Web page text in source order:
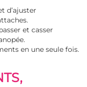
d’ajuster
et casser
en une seule fois.